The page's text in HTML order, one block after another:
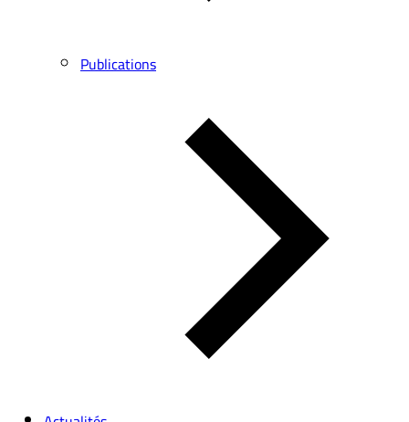
Publications